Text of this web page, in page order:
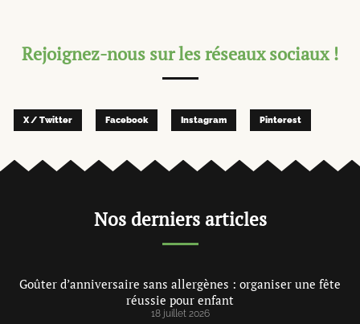
Rejoignez-nous sur les réseaux sociaux !
X / Twitter Facebook Instagram Pinterest
Nos derniers articles
Goûter d’anniversaire sans allergènes : organiser une fête
réussie pour enfant
18 juillet 2026